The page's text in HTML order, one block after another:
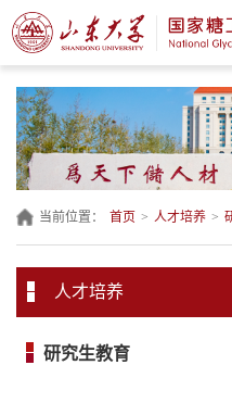
当前位置： 首页 > 人才培养 >
人才培养
研究生教育